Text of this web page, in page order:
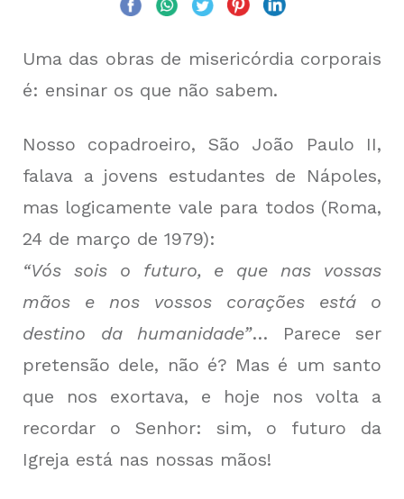
Uma das obras de misericórdia corporais
é: ensinar os que não sabem.
Nosso copadroeiro, São João Paulo II,
falava a jovens estudantes de Nápoles,
mas logicamente vale para todos (Roma,
24 de março de 1979):
“Vós sois o futuro, e que nas vossas
mãos e nos vossos corações está o
destino da humanidade”… Parece ser
pretensão dele, não é? Mas é um santo
que nos exortava, e hoje nos volta a
recordar o Senhor: sim, o futuro da
Igreja está nas nossas mãos!